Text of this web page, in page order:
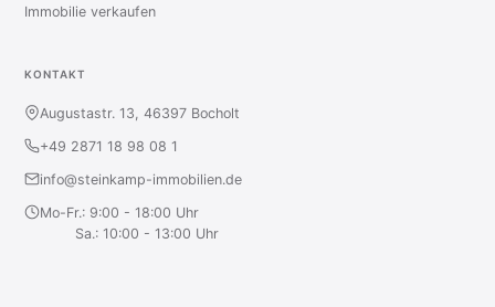
Immobilie verkaufen
KONTAKT
Augustastr. 13, 46397 Bocholt
+49 2871 18 98 08 1
info@steinkamp-immobilien.de
Mo-Fr.: 9:00 - 18:00 Uhr
Sa.: 10:00 - 13:00 Uhr